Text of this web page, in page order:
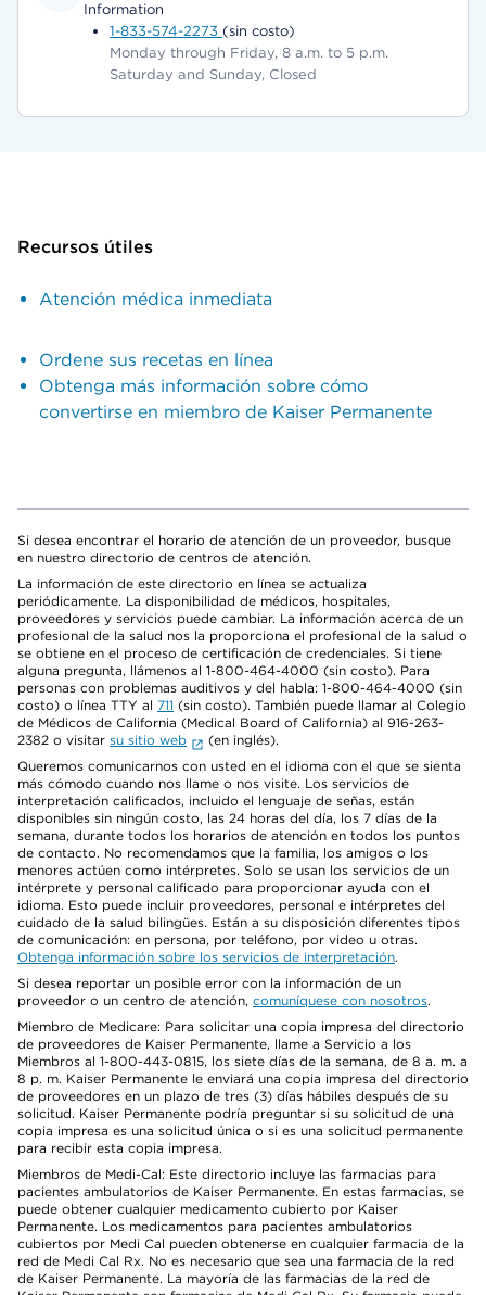
Information
1-833-574-2273 (sin costo)
Monday through Friday, 8 a.m. to 5 p.m.
Saturday and Sunday, Closed
Recursos útiles
Atención médica inmediata
Ordene sus recetas en línea
Obtenga más información sobre cómo
convertirse en miembro de Kaiser Permanente
Si desea encontrar el horario de atención de un proveedor, busque
en nuestro directorio de centros de atención.
La información de este directorio en línea se actualiza
periódicamente. La disponibilidad de médicos, hospitales,
proveedores y servicios puede cambiar. La información acerca de un
profesional de la salud nos la proporciona el profesional de la salud o
se obtiene en el proceso de certificación de credenciales. Si tiene
alguna pregunta, llámenos al 1-800-464-4000 (sin costo). Para
personas con problemas auditivos y del habla: 1-800-464-4000 (sin
costo) o línea TTY al 711 (sin costo). También puede llamar al Colegio
de Médicos de California (Medical Board of California) al 916-263-
2382 o visitar su sitio web
(en inglés).
Queremos comunicarnos con usted en el idioma con el que se sienta
más cómodo cuando nos llame o nos visite. Los servicios de
interpretación calificados, incluido el lenguaje de señas, están
disponibles sin ningún costo, las 24 horas del día, los 7 días de la
semana, durante todos los horarios de atención en todos los puntos
de contacto. No recomendamos que la familia, los amigos o los
menores actúen como intérpretes. Solo se usan los servicios de un
intérprete y personal calificado para proporcionar ayuda con el
idioma. Esto puede incluir proveedores, personal e intérpretes del
cuidado de la salud bilingües. Están a su disposición diferentes tipos
de comunicación: en persona, por teléfono, por video u otras.
Obtenga información sobre los servicios de interpretación.
Si desea reportar un posible error con la información de un
proveedor o un centro de atención, comuníquese con nosotros.
Miembro de Medicare: Para solicitar una copia impresa del directorio
de proveedores de Kaiser Permanente, llame a Servicio a los
Miembros al 1-800-443-0815, los siete días de la semana, de 8 a. m. a
8 p. m. Kaiser Permanente le enviará una copia impresa del directorio
de proveedores en un plazo de tres (3) días hábiles después de su
solicitud. Kaiser Permanente podría preguntar si su solicitud de una
copia impresa es una solicitud única o si es una solicitud permanente
para recibir esta copia impresa.
Miembros de Medi-Cal: Este directorio incluye las farmacias para
pacientes ambulatorios de Kaiser Permanente. En estas farmacias, se
puede obtener cualquier medicamento cubierto por Kaiser
Permanente. Los medicamentos para pacientes ambulatorios
cubiertos por Medi Cal pueden obtenerse en cualquier farmacia de la
red de Medi Cal Rx. No es necesario que sea una farmacia de la red
de Kaiser Permanente. La mayoría de las farmacias de la red de